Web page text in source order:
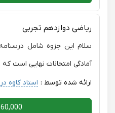
ریاضی دوازدهم تجربی
سلام این جزوه شامل
آمادگی امتحانات نهایی است که شامل 75
ارائه شده توسط : استاد کاوه
60,000 تومان